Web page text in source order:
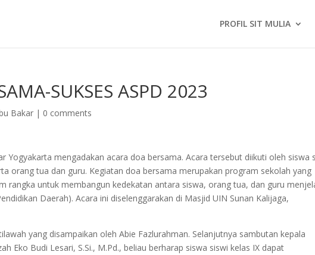
PROFIL SIT MULIA
SUKSES ASPD 2023
Bakar | 0 comments
Yogyakarta mengadakan acara doa bersama. Acara tersebut diikuti oleh siswa
orang tua dan guru. Kegiatan doa bersama merupakan program sekolah yang
rangka untuk membangun kedekatan antara siswa, orang tua, dan guru
Daerah). Acara ini diselenggarakan di Masjid UIN Sunan Kalijaga,
yang disampaikan oleh Abie Fazlurahman. Selanjutnya sambutan kepala
Eko Budi Lesari, S.Si., M.Pd., beliau berharap siswa siswi kelas IX dapat